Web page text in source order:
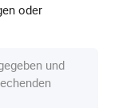
oder
und